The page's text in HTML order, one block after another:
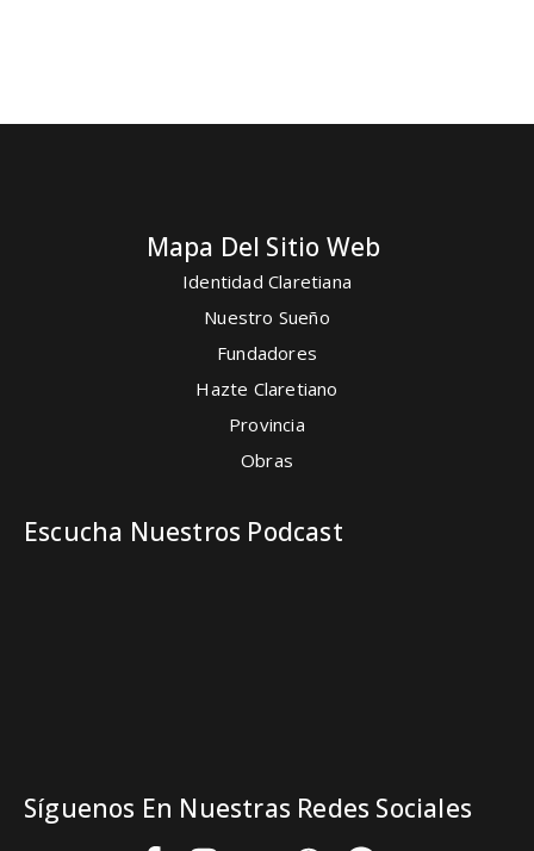
Mapa Del Sitio Web
Identidad Claretiana
Nuestro Sueño
Fundadores
Hazte Claretiano
Provincia
Obras
Escucha Nuestros Podcast
Síguenos En Nuestras Redes Sociales